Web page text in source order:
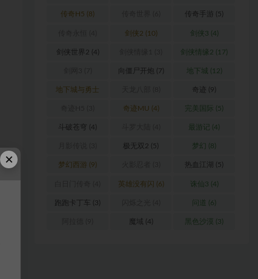
传奇H5 (8) 传奇手游 (5)
剑侠2 (10) 剑侠3 (4)
剑侠世界2 (4) 剑侠情缘2 (17)
向僵尸开炮 (7) 地下城 (12)
地下城与勇士 奇迹 (9)
奇迹MU (4) 完美国际 (5)
斗破苍穹 (4) 最游记 (4)
极无双2 (5) 梦幻 (8)
梦幻西游 (9) 热血江湖 (5)
英雄没有闪 (6) 诛仙3 (4)
跑跑卡丁车 (3) 问道 (6)
魔域 (4) 黑色沙漠 (3)
×